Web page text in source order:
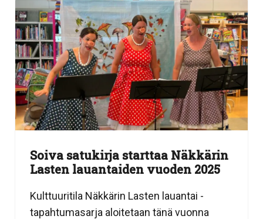
Soiva satukirja starttaa Näkkärin
Lasten lauantaiden vuoden 2025
Kulttuuritila Näkkärin Lasten lauantai -
tapahtumasarja aloitetaan tänä vuonna